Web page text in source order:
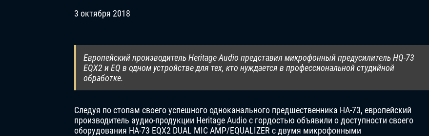
3 октября 2018
Европейский производитель Heritage Audio представил микрофонный предусилитель HQ-73
EQX2 и EQ в одном устройстве для тех, кто нуждается в профессиональной студийной
обработке.
Следуя по стопам своего успешного одноканального предшественника HA-73, европейский
производитель аудио-продукции Heritage Audio с гордостью объявили о доступности своего
оборудования HA-73 EQX2 DUAL MIC AMP/EQUALIZER с двумя микрофонными